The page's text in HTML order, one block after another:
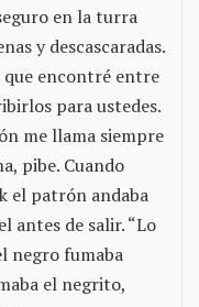
en la turra
y descascaradas.
encontré entre
para ustedes.
me llama siempre
pibe. Cuando
el patrón andaba
antes de salir. “Lo
negro fumaba
el negrito,